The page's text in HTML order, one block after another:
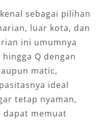
sebagai pilihan
luar kota, dan
ini umumnya
Q dengan
matic,
ideal
tetap nyaman,
dapat memuat